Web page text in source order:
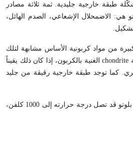
طبقة خارجية جليدية. ثمة ثلاثة مصادر
هي: الاضمحلال الإشعاعي، الصدم الهائل،
من مواد كربونية الأساس مشابهة لتلك
المتوفرة في النيازك الكندريتية chondrite الغنية بالكربون، إذا كان ذلك يقيناً
كما توجد طبقة خارجية رقيقة من جليد
تقترح إحدى الدراسات أن لبّ بلوتو قد تصل درجة حرارته إلى 1000 كلفن،